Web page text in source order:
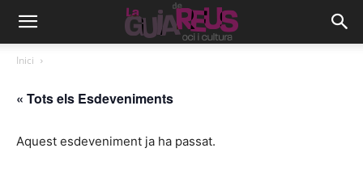
Inici
« Tots els Esdeveniments
Aquest esdeveniment ja ha passat.